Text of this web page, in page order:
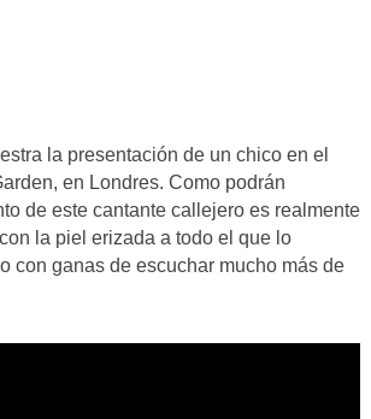
la presentación de un chico en el
en Londres. Como podrán
de este cantante callejero es realmente
la piel erizada a todo el que lo
con ganas de escuchar mucho más de